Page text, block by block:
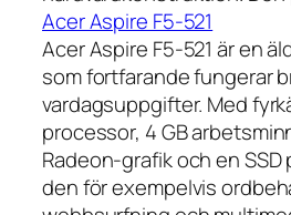
Acer Aspire F5-521
Acer Aspire F5-521 är en
som fortfarande fungerar
vardagsuppgifter. Med
processor, 4 GB
Radeon-grafik och en SSD
den för exempelvis